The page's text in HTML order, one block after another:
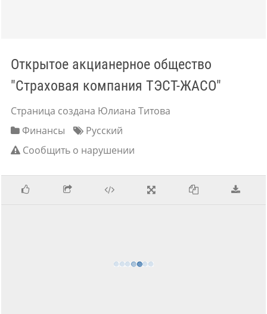
Открытое акцианерное общество
"Страховая компания ТЭСТ-ЖАСО"
Страница создана Юлиана Титова
Финансы
Русский
Сообщить о нарушении